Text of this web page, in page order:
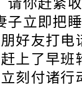
请你赶紧
子立即把
好友打
上了早
刻付诸